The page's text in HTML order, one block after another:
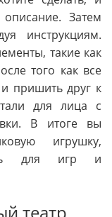
Затем
инструкциям.
такие как
того как все
пришить друг к
для лица с
В итоге вы
игрушку,
для игр и